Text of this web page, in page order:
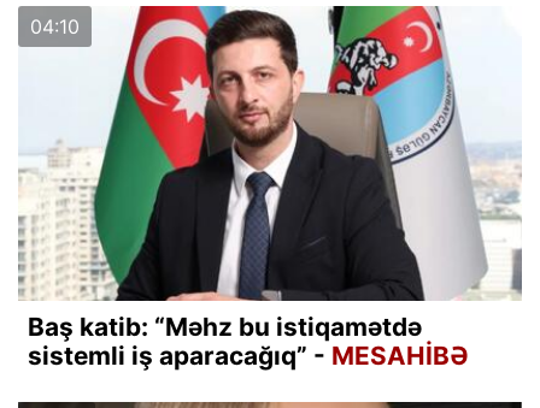
04:10
Baş katib: “Məhz bu istiqamətdə
sistemli iş aparacağıq” - MESAHİBƏ